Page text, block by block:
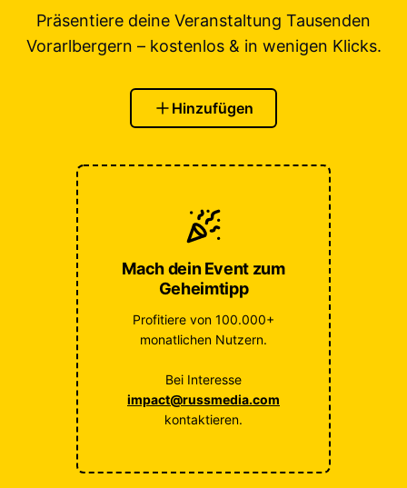
Präsentiere deine Veranstaltung Tausenden
Vorarlbergern – kostenlos & in wenigen Klicks.
Hinzufügen
Mach dein Event zum
Geheimtipp
Profitiere von 100.000+
monatlichen Nutzern.
Bei Interesse
impact@russmedia.com
kontaktieren.